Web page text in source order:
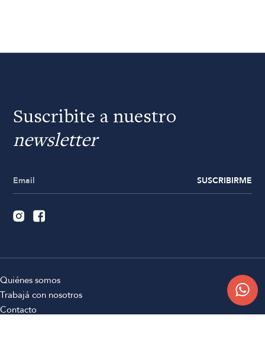
Suscribite a nuestro
newsletter
SUSCRIBIRME
Quiénes somos
Trabajá con nosotros
Contacto